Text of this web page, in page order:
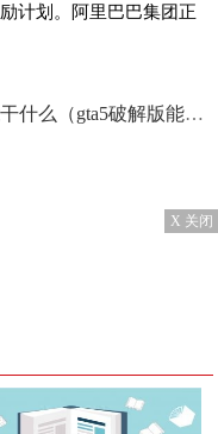
计划。阿里巴巴集团正
gta5破解版能买房子吗）
X 关闭